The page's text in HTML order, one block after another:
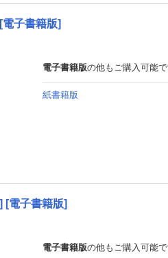
子書籍版]
電子書籍版の他もご購入可能
紙書籍版
[電子書籍版]
電子書籍版の他もご購入可能